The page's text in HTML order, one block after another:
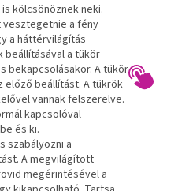
kölcsönöznek neki.
vesztegetnie a fény
a háttérvilágítás
beállításával a tükör
bekapcsolásakor. A tükör
előző beállítást. A tükrök
vannak felszerelve.
kapcsolóval
és ki.
szabályozni a
A megvilágított
megérintésével a